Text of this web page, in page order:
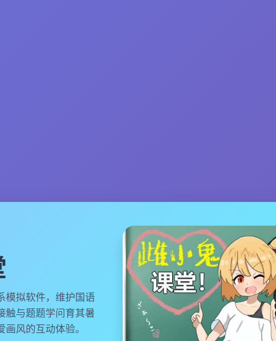
模拟软件，维护国语
触与题题学问育其暑
风的互动体验。